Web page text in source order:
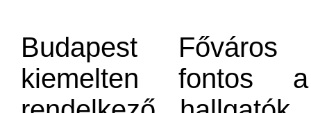
Budapest Főváros
kiemelten fontos